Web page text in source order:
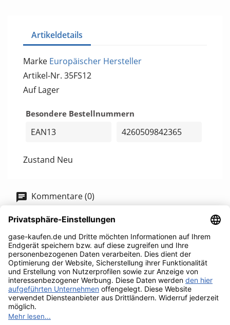
Artikeldetails
Marke Europäischer Hersteller
Artikel-Nr. 35FS12
Auf Lager
Besondere Bestellnummern
EAN13 4260509842365
Zustand Neu
Kommentare (0)
Aktuell keine Kunden-Kommentare
UNTERNEHMEN